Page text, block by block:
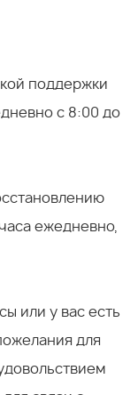
поддержки
с 8:00 до
ежедневно,
или у вас есть
для